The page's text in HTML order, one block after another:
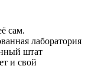
сам.
лаборатория
штат
и свой